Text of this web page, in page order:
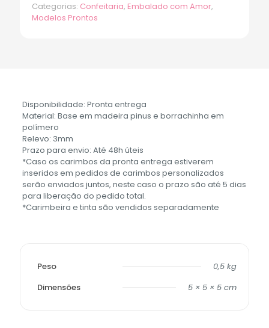
Categorias: Confeitaria, Embalado com Amor,
Modelos Prontos
Disponibilidade: Pronta entrega
Material: Base em madeira pinus e borrachinha em
polímero
Relevo: 3mm
Prazo para envio: Até 48h úteis
*Caso os carimbos da pronta entrega estiverem
inseridos em pedidos de carimbos personalizados
serão enviados juntos, neste caso o prazo são até 5 dias
para liberação do pedido total.
*Carimbeira e tinta são vendidos separadamente
Peso
0,5 kg
Dimensões
5 × 5 × 5 cm